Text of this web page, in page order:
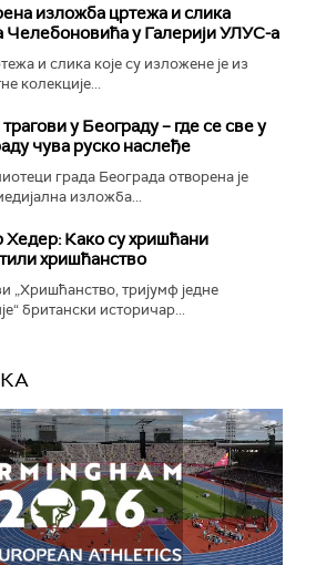
изложба цртежа и слика
Челебоновића у Галерији УЛУС-а
и слика које су изложене је из
колекције...
у Београду – где се све у
чува руско наслеђе
града Београда отворена је
изложба...
Хедер: Како су хришћани
хришћанство
„Хришћанство, тријумф једне
британски историчар...